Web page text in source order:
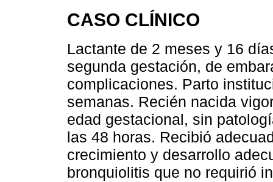
CASO CLÍNICO
Lactante de 2 meses y 16
segunda gestación, de
complicaciones. Parto
semanas. Recién nacida
edad gestacional, sin
las 48 horas. Recibió
crecimiento y desarrollo
bronquiolitis que no requirió